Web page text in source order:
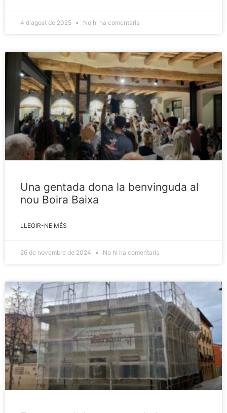
4 d'agost de 2025 No hi ha comentaris
Una gentada dona la benvinguda al
nou Boira Baixa
LLEGIR-NE MÉS
26 de novembre de 2024 No hi ha comentaris